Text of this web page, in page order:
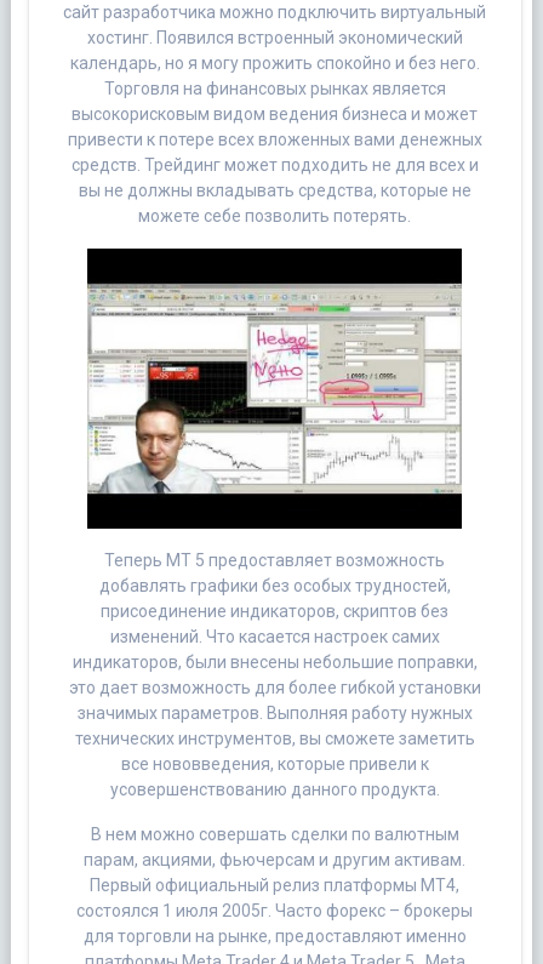
сайт разработчика можно подключить виртуальный
хостинг. Появился встроенный экономический
календарь, но я могу прожить спокойно и без него.
Торговля на финансовых рынках является
высокорисковым видом ведения бизнеса и может
привести к потере всех вложенных вами денежных
средств. Трейдинг может подходить не для всех и
вы не должны вкладывать средства, которые не
можете себе позволить потерять.
Теперь МТ 5 предоставляет возможность
добавлять графики без особых трудностей,
присоединение индикаторов, скриптов без
изменений. Что касается настроек самих
индикаторов, были внесены небольшие поправки,
это дает возможность для более гибкой установки
значимых параметров. Выполняя работу нужных
технических инструментов, вы сможете заметить
все нововведения, которые привели к
усовершенствованию данного продукта.
В нем можно совершать сделки по валютным
парам, акциями, фьючерсам и другим активам.
Первый официальный релиз платформы MT4,
состоялся 1 июля 2005г. Часто форекс – брокеры
для торговли на рынке, предоставляют именно